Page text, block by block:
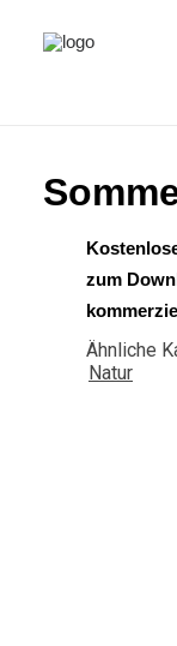
ALLE BILDER
LIZENZ
DEUTSCH
IMPRESSUM
zum
Ähnliche
Natur